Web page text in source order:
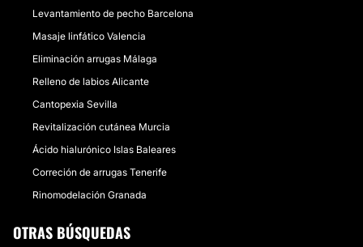
Levantamiento de pecho Barcelona
Masaje linfático Valencia
Eliminación arrugas Málaga
Relleno de labios Alicante
Cantopexia Sevilla
Revitalización cutánea Murcia
Ácido hialurónico Islas Baleares
Correción de arrugas Tenerife
Rinomodelación Granada
OTRAS BÚSQUEDAS